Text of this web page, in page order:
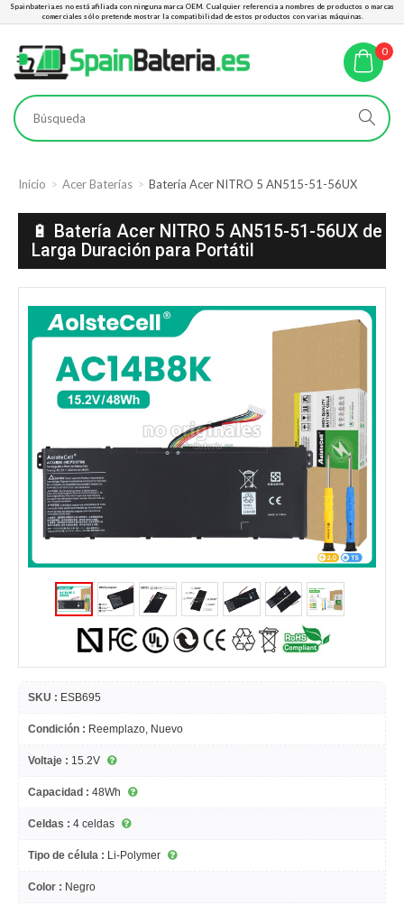
Spainbateria.es no está afiliada con ninguna marca OEM. Cualquier referencia a nombres de productos o marcas
comerciales sólo pretende mostrar la compatibilidad de estos productos con varias máquinas.
0
Inicio Acer Baterías Batería Acer NITRO 5 AN515-51-56UX
🔋 Batería Acer NITRO 5 AN515-51-56UX de
Larga Duración para Portátil
SKU : ESB695
Condición : Reemplazo, Nuevo
Voltaje : 15.2V
Capacidad : 48Wh
Celdas : 4 celdas
Tipo de célula : Li-Polymer
Color : Negro